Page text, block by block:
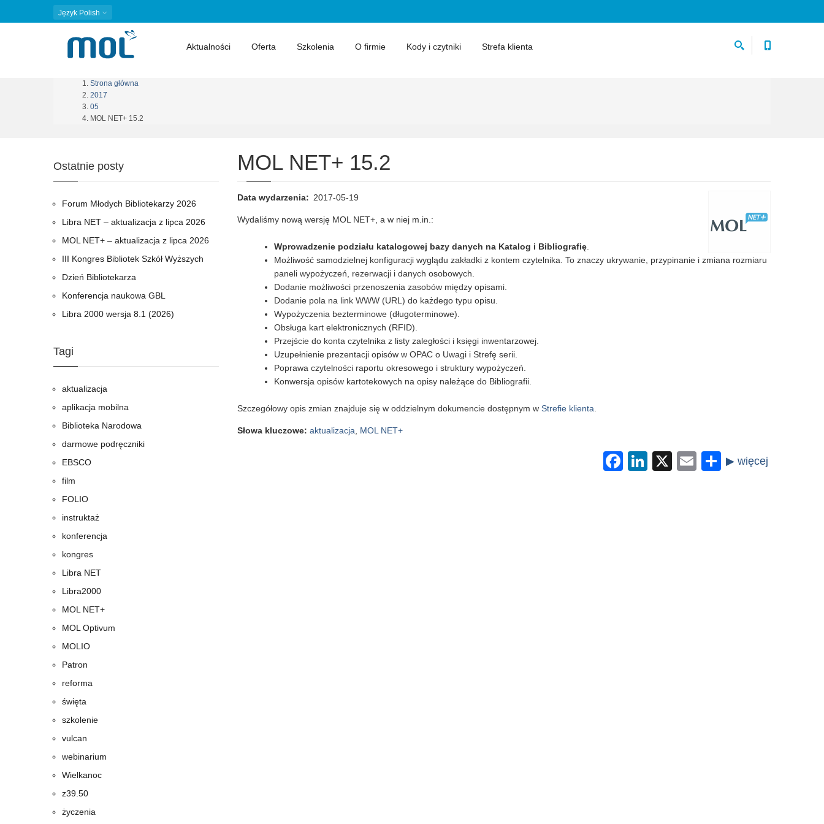
Język Polish
Aktualności Oferta Szkolenia O firmie Kody i czytniki Strefa klienta
Ścieżka
nawigacyjna
Strona główna
2017
05
MOL NET+ 15.2
MOL NET+ 15.2
Data wydarzenia 2017-05-19
Wydaliśmy nową wersję MOL NET+, a w niej m.in.:
Wprowadzenie podziału katalogowej bazy danych na Katalog i Bibliografię
Możliwość samodzielnej konfiguracji wyglądu zakładki z kontem czytelnika. To znaczy ukrywanie, przypinanie i zmiana rozmiaru
paneli wypożyczeń, rezerwacji i danych osobowych.
Dodanie możliwości przenoszenia zasobów między opisami.
Dodanie pola na link WWW (URL) do każdego typu opisu.
Wypożyczenia bezterminowe (długoterminowe).
Obsługa kart elektronicznych (RFID).
Przejście do konta czytelnika z listy zaległości i księgi inwentarzowej.
Uzupełnienie prezentacji opisów w OPAC o Uwagi i Strefę serii.
Poprawa czytelności raportu okresowego i struktury wypożyczeń.
Konwersja opisów kartotekowych na opisy należące do Bibliografii.
Szczegółowy opis zmian znajduje się w oddzielnym dokumencie dostępnym w Strefie klienta
Słowa kluczowe: aktualizacja MOL NET+
Facebook
LinkedIn
X EmailShare
Ostatnie posty
Forum Młodych Bibliotekarzy 2026
Libra NET – aktualizacja z lipca 2026
MOL NET+ – aktualizacja z lipca 2026
III Kongres Bibliotek Szkół Wyższych
Dzień Bibliotekarza
Konferencja naukowa GBL
Libra 2000 wersja 8.1 (2026)
Tagi
aktualizacja
aplikacja mobilna
Biblioteka Narodowa
darmowe podręczniki
EBSCO
film
FOLIO
instruktaż
konferencja
kongres
Libra NET
Libra2000
MOL NET+
MOL Optivum
MOLIO
Patron
reforma
święta
szkolenie
vulcan
webinarium
Wielkanoc
z39.50
życzenia